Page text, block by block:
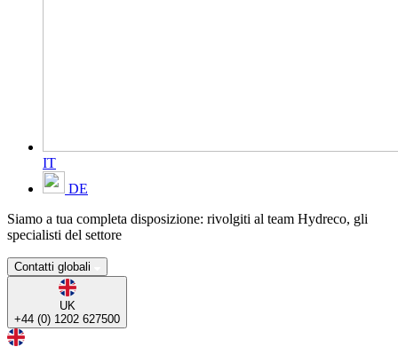
IT
DE
Siamo a tua completa disposizione: rivolgiti al team Hydreco, gli
specialisti del settore
Contatti globali
UK
+44 (0) 1202 627500